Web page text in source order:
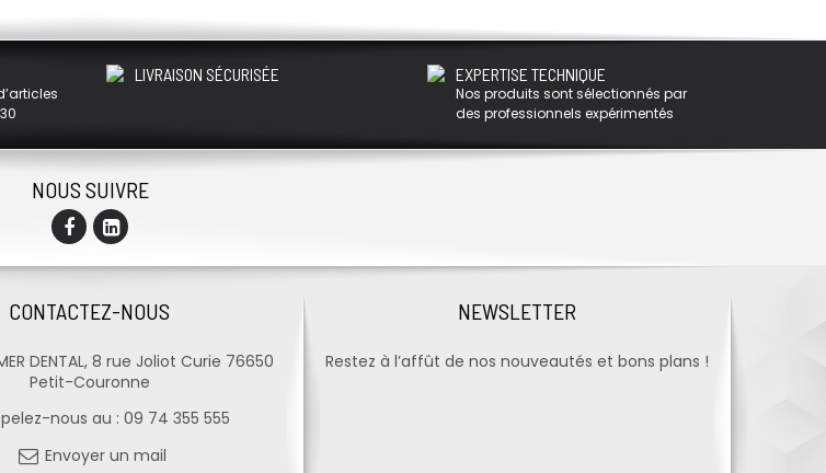
LIVRAISON SÉCURISÉE EXPERTISE TECHNIQUE
Nos produits sont sélectionnés par
des professionnels expérimentés
NOUS SUIVRE
CONTACTEZ-NOUS
DENTAL, 8 rue Joliot Curie 76650
Petit-Couronne
nous au :09 74 355 555
Envoyer un mail
NEWSLETTER
Restez à l’affût de nos nouveautés et bons plans !